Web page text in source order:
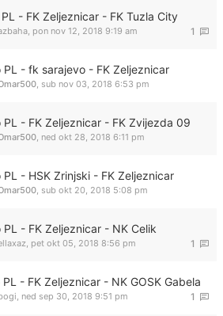
PL - FK Zeljeznicar - FK Tuzla City
1
, pon nov 12, 2018 9:19 am
PL - fk sarajevo - FK Zeljeznicar
, sub nov 03, 2018 6:53 pm
PL - FK Zeljeznicar - FK Zvijezda 09
, ned okt 28, 2018 6:11 pm
PL - HSK Zrinjski - FK Zeljeznicar
, sub okt 20, 2018 5:08 pm
PL - FK Zeljeznicar - NK Celik
1
, pet okt 05, 2018 8:56 pm
- FK Zeljeznicar - NK GOSK Gabela
1
, ned sep 30, 2018 9:51 pm